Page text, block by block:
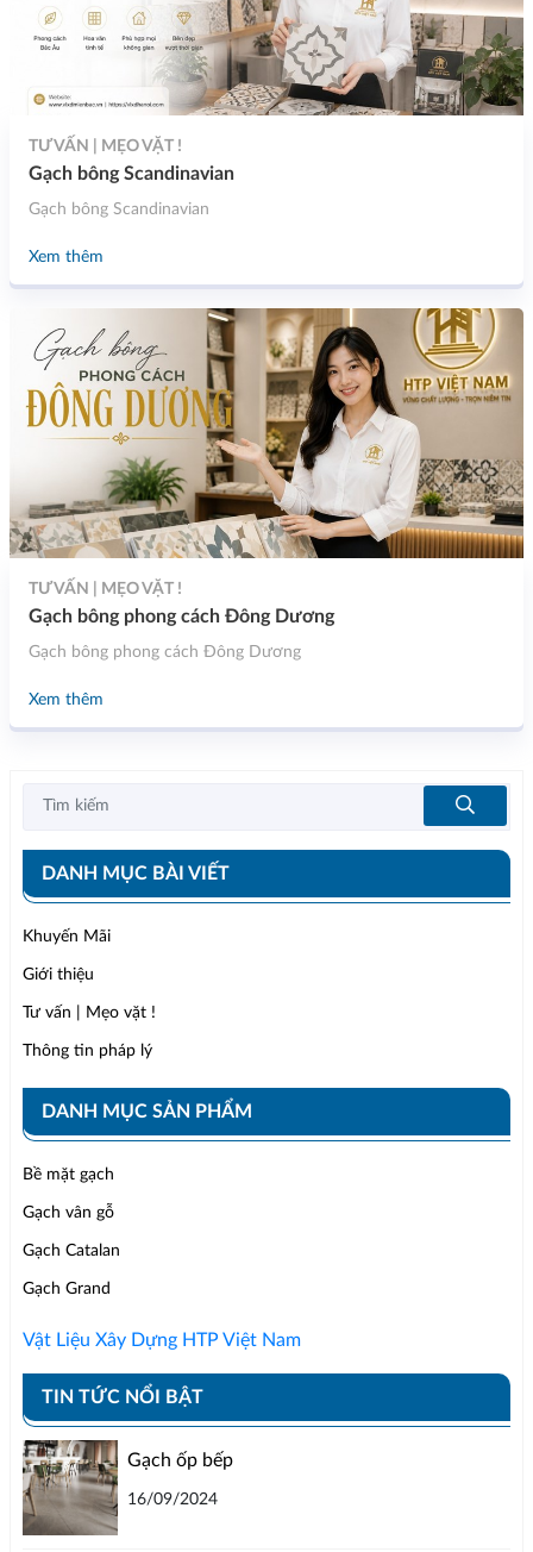
TƯ VẤN | MẸO VẶT !
Gạch bông Scandinavian
Gạch bông Scandinavian
Xem thêm
TƯ VẤN | MẸO VẶT !
Gạch bông phong cách Đông Dương
Gạch bông phong cách Đông Dương
Xem thêm
DANH MỤC BÀI VIẾT
Khuyến Mãi
Giới thiệu
Tư vấn | Mẹo vặt !
Thông tin pháp lý
DANH MỤC SẢN PHẨM
Bề mặt gạch
Gạch vân gỗ
Gạch Catalan
Gạch Grand
Vật Liệu Xây Dựng HTP Việt Nam
TIN TỨC NỔI BẬT
Gạch ốp bếp
16/09/2024